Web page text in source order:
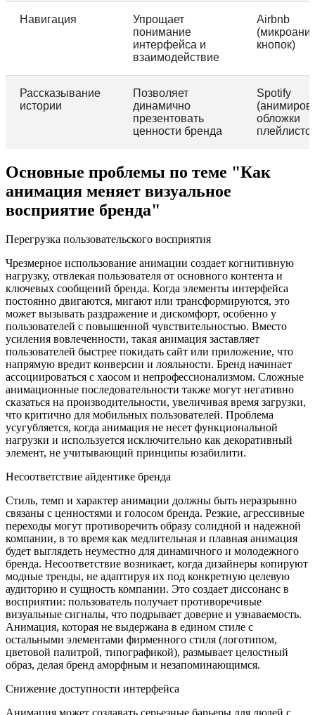
Навигация
Упрощает
понимание
интерфейса и
взаимодействие
Airbnb
кнопок)
Рассказывание
истории
Позволяет
динамично
презентовать
ценности бренда
Spotify
обложки
Основные проблемы по теме "Как
анимация меняет визуальное
восприятие бренда"
Перегрузка пользовательского восприятия
Чрезмерное использование анимации создает когнитивную
нагрузку, отвлекая пользователя от основного контента и
ключевых сообщений бренда. Когда элементы интерфейса
постоянно двигаются, мигают или трансформируются, это
может вызывать раздражение и дискомфорт, особенно у
пользователей с повышенной чувствительностью. Вместо
усиления вовлеченности, такая анимация заставляет
пользователей быстрее покидать сайт или приложение, что
напрямую вредит конверсии и лояльности. Бренд начинает
ассоциироваться с хаосом и непрофессионализмом. Сложные
анимационные последовательности также могут негативно
сказаться на производительности, увеличивая время загрузки,
что критично для мобильных пользователей. Проблема
усугубляется, когда анимация не несет функциональной
нагрузки и используется исключительно как декоративный
элемент, не учитывающий принципы юзабилити.
Несоответствие айдентике бренда
Стиль, темп и характер анимации должны быть неразрывно
связаны с ценностями и голосом бренда. Резкие, агрессивные
переходы могут противоречить образу солидной и надежной
компании, в то время как медлительная и плавная анимация
будет выглядеть неуместно для динамичного и молодежного
бренда. Несоответствие возникает, когда дизайнеры копируют
модные тренды, не адаптируя их под конкретную целевую
аудиторию и сущность компании. Это создает диссонанс в
восприятии: пользователь получает противоречивые
визуальные сигналы, что подрывает доверие и узнаваемость.
Анимация, которая не выдержана в едином стиле с
остальными элементами фирменного стиля (логотипом,
цветовой палитрой, типографикой), размывает целостный
образ, делая бренд аморфным и незапоминающимся.
Снижение доступности интерфейса